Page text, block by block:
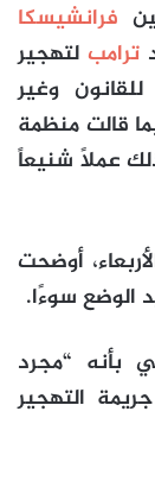
فرانشيسكا
ترامبلتهجير
وغير
قالت منظمة
عملاً شنيعاً
أوضحت
الوضع سوءًا.
بأنه “مجرد
التهجير